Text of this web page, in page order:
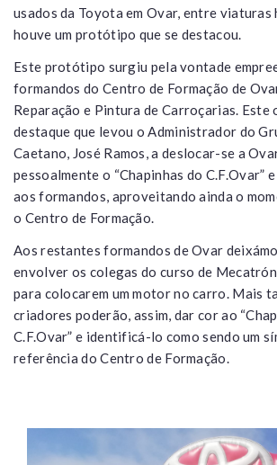
usados da Toyota em Ovar, entre viaturas
houve um protótipo que se destacou.
Este protótipo surgiu pela vontade
formandos do Centro de Formação de
Reparação e Pintura de Carroçarias. Este
destaque que levou o Administrador do
Caetano, José Ramos, a deslocar-se a
pessoalmente o “Chapinhas do C.F.Ovar”
aos formandos, aproveitando ainda o
o Centro de Formação.
Aos restantes formandos de Ovar
envolver os colegas do curso de
para colocarem um motor no carro. Mais
criadores poderão, assim, dar cor ao
C.F.Ovar” e identificá-lo como sendo um
referência do Centro de Formação.